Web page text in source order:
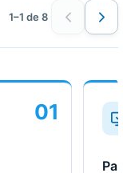
1–1 de 8
01